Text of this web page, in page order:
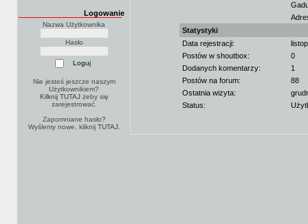
Logowanie
Nazwa Użytkownika
Hasło
Nie jesteś jeszcze naszym
Użytkownikiem?
Kilknij TUTAJżeby się
zarejestrować.
Zapomniane hasło?
Wyślemy nowe, kliknij TUTAJ.
Statystyki
Data rejestracji:
Postów w shoutbox:
0
Dodanych komentarzy:
1
Postów na forum:
88
Ostatnia wizyta:
Status: